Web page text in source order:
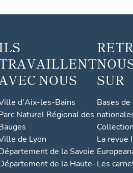
NOUS
d'Aix-les-Bains
Naturel Régional des
de Lyon
de la Savoie
de la Haute-
SUR
Bases
La revue
Les